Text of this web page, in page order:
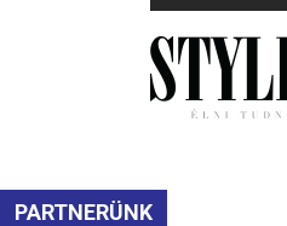
PARTNERÜNK